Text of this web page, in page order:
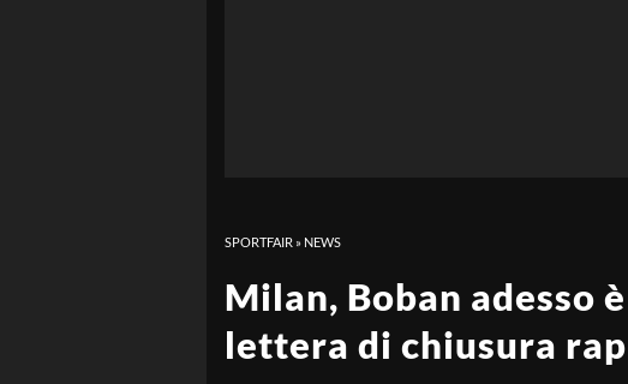
SPORTFAIR » NEWS
Milan, Boban adesso
lettera di chiusura